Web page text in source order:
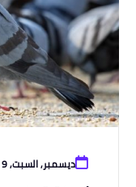
ديسمبر, السبت, 2019